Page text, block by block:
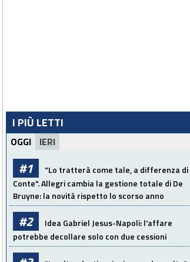
I PIÙ LETTI
OGGI IERI
#1
"Lo tratterà come tale, a differenza di
Conte". Allegri cambia la gestione totale di De
Bruyne: la novità rispetto lo scorso anno
#2
Idea Gabriel Jesus-Napoli: l'affare
potrebbe decollare solo con due cessioni